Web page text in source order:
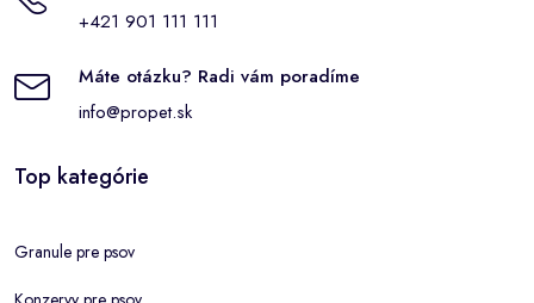
+421 901 111 111
Máte otázku? Radi vám poradíme
info@propet.sk
Top kategórie
Granule pre psov